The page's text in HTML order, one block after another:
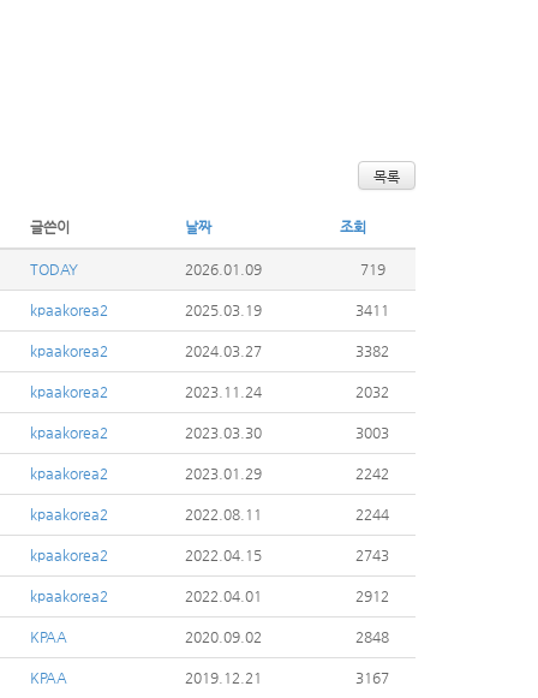
목록
글쓴이 날짜 조회
TODAY 2026.01.09 719
kpaakorea2 2025.03.19 3411
kpaakorea2 2024.03.27 3382
kpaakorea2 2023.11.24 2032
kpaakorea2 2023.03.30 3003
kpaakorea2 2023.01.29 2242
kpaakorea2 2022.08.11 2244
kpaakorea2 2022.04.15 2743
kpaakorea2 2022.04.01 2912
KPAA 2020.09.02 2848
KPAA 2019.12.21 3167